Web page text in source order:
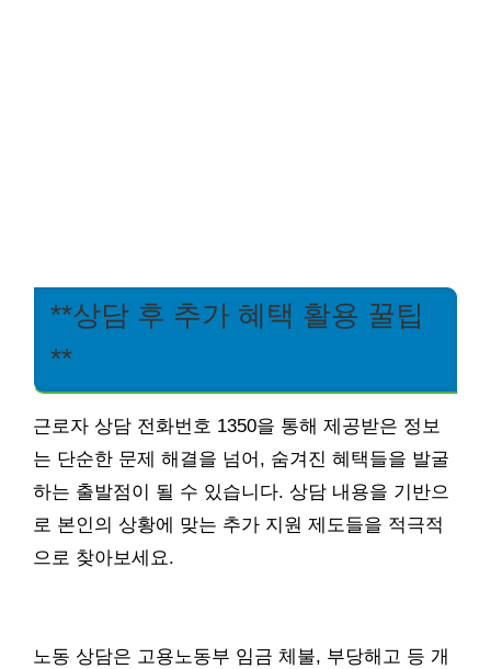
**상담 후 추가 혜택 활용 꿀팁
**
근로자 상담 전화번호 1350을 통해 제공받은 정보
는 단순한 문제 해결을 넘어, 숨겨진 혜택들을 발굴
하는 출발점이 될 수 있습니다. 상담 내용을 기반으
로 본인의 상황에 맞는 추가 지원 제도들을 적극적
으로 찾아보세요.
노동 상담은 고용노동부 임금 체불, 부당해고 등 개